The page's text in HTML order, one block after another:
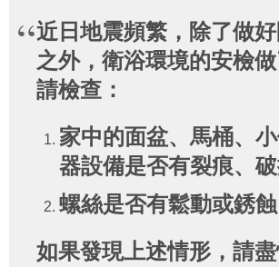
近日地震頻繁，除了做
之外，衛浴環境的安檢做
請檢查：
家中的面盆、馬桶、
器設備是否有裂痕、破
螺絲是否有鬆動或銹蝕
如果發現上述情形，請